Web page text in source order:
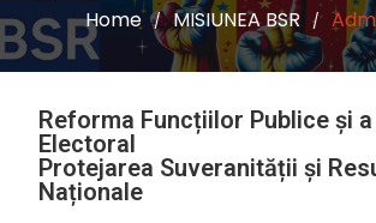
Home / MISIUNEA BSR /
Reforma Funcțiilor Publice și
Electoral
Protejarea Suveranității și
Naționale